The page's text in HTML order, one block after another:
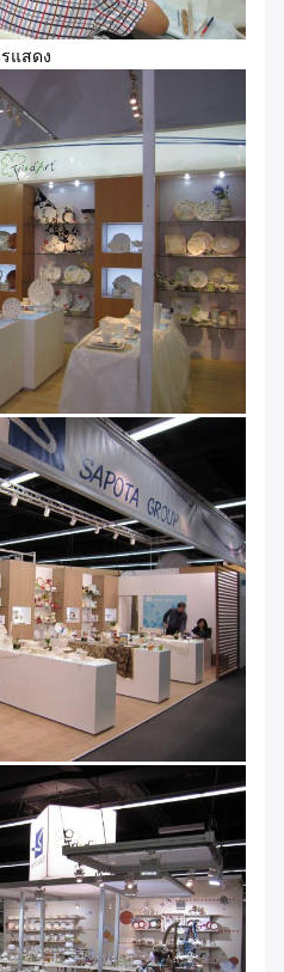
แสดง